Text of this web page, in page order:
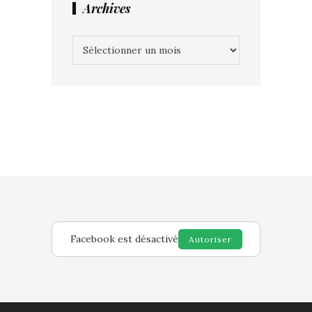
Archives
Facebook est désactivé Autoriser